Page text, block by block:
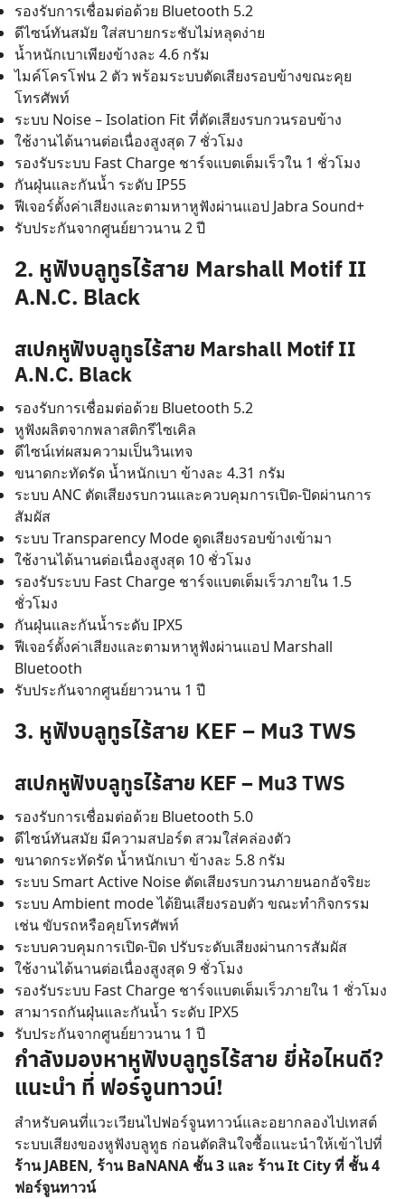
Search
รองรับการเชื่อมต่อด้วย Bluetooth 5.2
ดีไซน์ทันสมัย ใส่สบายกระชับไม่หลุดง่าย
น้ำหนักเบาเพียงข้างละ 4.6 กรัม
ไมค์โครโฟน 2 ตัว พร้อมระบบตัดเสียงรอบข้างขณะคุย
โทรศัพท์
ระบบ Noise – Isolation Fit ที่ตัดเสียงรบกวนรอบข้าง
ใช้งานได้นานต่อเนื่องสูงสุด 7 ชั่วโมง
รองรับระบบ Fast Charge ชาร์จแบตเต็มเร็วใน 1 ชั่วโมง
กันฝุ่นและกันน้ำ ระดับ IP55
ฟีเจอร์ตั้งค่าเสียงและตามหาหูฟังผ่านแอป Jabra Sound+
รับประกันจากศูนย์ยาวนาน 2 ปี
2. หูฟังบลูทูธไร้สาย Marshall Motif II
A.N.C. Black
สเปกหูฟังบลูทูธไร้สาย Marshall Motif II
A.N.C. Black
รองรับการเชื่อมต่อด้วย Bluetooth 5.2
หูฟังผลิตจากพลาสติกรีไซเคิล
ดีไซน์เท่ผสมความเป็นวินเทจ
ขนาดกะทัดรัด น้ำหนักเบา ข้างละ 4.31 กรัม
ระบบ ANC ตัดเสียงรบกวนและควบคุมการเปิด-ปิดผ่านการ
สัมผัส
ระบบ Transparency Mode ดูดเสียงรอบข้างเข้ามา
ใช้งานได้นานต่อเนื่องสูงสุด 10 ชั่วโมง
รองรับระบบ Fast Charge ชาร์จแบตเต็มเร็วภายใน 1.5
ชั่วโมง
กันฝุ่นและกันน้ำระดับ IPX5
ฟีเจอร์ตั้งค่าเสียงและตามหาหูฟังผ่านแอป Marshall
Bluetooth
รับประกันจากศูนย์ยาวนาน 1 ปี
3. หูฟังบลูทูธไร้สาย KEF – Mu3 TWS
สเปกหูฟังบลูทูธไร้สาย KEF – Mu3 TWS
รองรับการเชื่อมต่อด้วย Bluetooth 5.0
ดีไซน์ทันสมัย มีความสปอร์ต สวมใส่คล่องตัว
ขนาดกระทัดรัด น้ำหนักเบา ข้างละ 5.8 กรัม
ระบบ Smart Active Noise ตัดเสียงรบกวนภายนอกอัจริยะ
ระบบ Ambient mode ได้ยินเสียงรอบตัว ขณะทำกิจกรรม
เช่น ขับรถหรือคุยโทรศัพท์
ระบบควบคุมการเปิด-ปิด ปรับระดับเสียงผ่านการสัมผัส
ใช้งานได้นานต่อเนื่องสูงสุด 9 ชั่วโมง
รองรับระบบ Fast Charge ชาร์จแบตเต็มเร็วภายใน 1 ชั่วโมง
สามารถกันฝุ่นและกันน้ำ ระดับ IPX5
รับประกันจากศูนย์ยาวนาน 1 ปี
กำลังมองหาหูฟังบลูทูธไร้สาย ยี่ห้อไหนดี?
แนะนำ ที่ ฟอร์จูนทาวน์!
สำหรับคนที่แวะเวียนไปฟอร์จูนทาวน์และอยากลองไปเทสต์
ระบบเสียงของหูฟังบลูทูธ ก่อนตัดสินใจซื้อแนะนำให้เข้าไปที่
ร้าน JABEN, ร้าน BaNANA ชั้น 3 และ ร้าน It City ที่ ชั้น 4
ฟอร์จูนทาวน์